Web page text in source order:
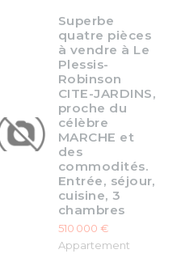
Superbe
quatre pièces
à vendre à Le
Plessis-
Robinson
CITE-JARDINS,
proche du
célèbre
MARCHE et
des
commodités.
Entrée, séjour,
cuisine, 3
chambres
510 000 €
Appartement